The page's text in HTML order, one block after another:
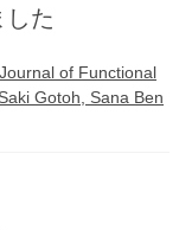
た
of Functional
Gotoh, Sana Ben